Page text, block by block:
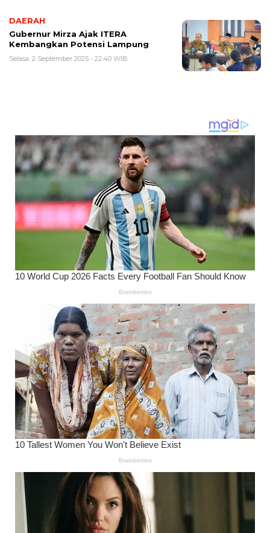
DAERAH
Gubernur Mirza Ajak ITERA
Kembangkan Potensi Lampung
Selasa, 2 September 2025 - 22:40 WIB